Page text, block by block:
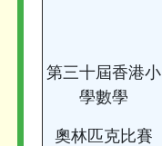
第三十屆香港小
學數學
奧林匹克比賽